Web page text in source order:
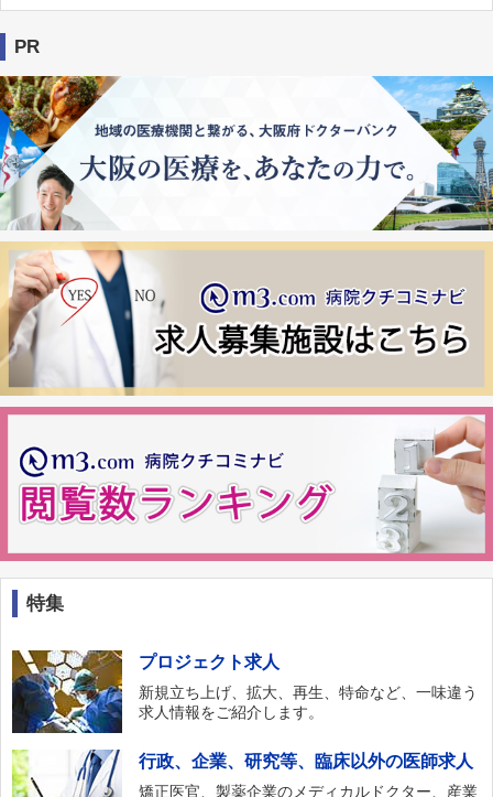
PR
特集
プロジェクト求人
新規立ち上げ、拡大、再生、特命など、一味違う
求人情報をご紹介します。
行政、企業、研究等、臨床以外の医師求人
矯正医官、製薬企業のメディカルドクター、産業